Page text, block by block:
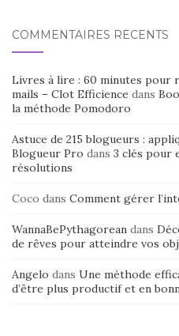
COMMENTAIRES RÉCENTS
Livres à lire : 60 minutes pour
mails – Clot Efficience dans
la méthode Pomodoro
Astuce de 215 blogueurs :
Blogueur Pro dans 3 clés pour
résolutions
Coco dans Comment gérer
WannaBePythagorean dans
de rêves pour atteindre vos
Angelo dans Une méthode
d’être plus productif et en